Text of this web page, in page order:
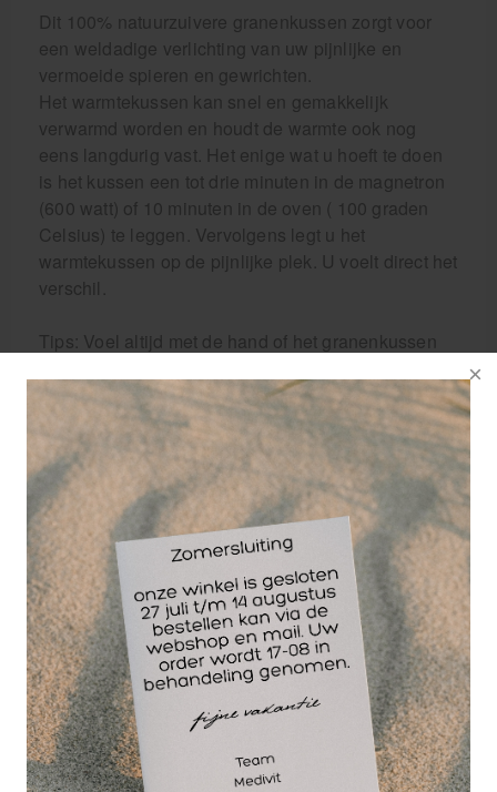
Dit 100% natuurzuivere granenkussen zorgt voor
een weldadige verlichting van uw pijnlijke en
vermoeide spieren en gewrichten.
Het warmtekussen kan snel en gemakkelijk
verwarmd worden en houdt de warmte ook nog
eens langdurig vast. Het enige wat u hoeft te doen
is het kussen een tot drie minuten in de magnetron
(600 watt) of 10 minuten in de oven ( 100 graden
Celsius) te leggen. Vervolgens legt u het
warmtekussen op de pijnlijke plek. U voelt direct het
verschil.
Tips: Voel altijd met de hand of het granenkussen
gebruiken. Het voorkomt vervelende ongelukjes.
Zet bij regelmatig gebruik van het kussen bij
verwarming een kopje water in de magnetron of
oven. Het voorkomt uitdroging van de granen in het
kussen. De eerste keren dat u het kussen gebruikt
kan het kussen vochtig aanvoelen. Dit is echter een
natuurlijk werking van het graan in het kussen. Het
heeft geen nadelige gevolgen voor de werking van
het kussen. Verwarmen van het kussen in water is
niet mogelijk. Het kussen kan ook als koude kussen
gebruikt worden. Twee uur in de koel- of ijskast is
voldoende voor een verkoelende weldaad.
Wanneer uw klachten, ondanks intensief gebruik
van het kussen, aan blijven houden, doet u er goed
aan uw arts te raadplegen.